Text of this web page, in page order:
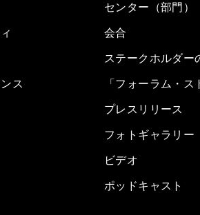
ス
センター（部門）
会合
ステークホルダー
「フォーラム・ス
プレスリリース
フォトギャラリー
ビデオ
ポッドキャスト